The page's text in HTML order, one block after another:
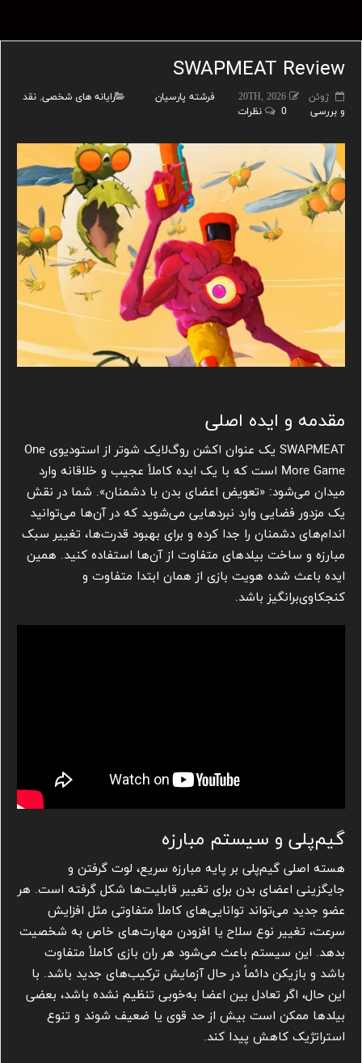
SWAPMEAT Review
ژوئن 20TH, 2026 فرشته پارسیان رایانه های شخصی, نقد
و بررسی
0 نظرات
مقدمه و ایده اصلی
SWAPMEAT یک عنوان اکشن روگ‌لایک شوتر از استودیوی One
More Game است که با یک ایده کاملاً عجیب و خلاقانه وارد
میدان می‌شود: «تعویض اعضای بدن با دشمنان». شما در نقش
یک مزدور فضایی وارد نبردهایی می‌شوید که در آن‌ها می‌توانید
اندام‌های دشمنان را جدا کرده و برای بهبود قدرت‌ها، تغییر سبک
مبارزه و ساخت بیلدهای متفاوت از آن‌ها استفاده کنید. همین
ایده باعث شده هویت بازی از همان ابتدا متفاوت و
کنجکاوی‌برانگیز باشد.
گیم‌پلی و سیستم مبارزه
هسته اصلی گیم‌پلی بر پایه مبارزه سریع، لوت گرفتن و
جایگزینی اعضای بدن برای تغییر قابلیت‌ها شکل گرفته است. هر
عضو جدید می‌تواند توانایی‌های کاملاً متفاوتی مثل افزایش
سرعت، تغییر نوع سلاح یا افزودن مهارت‌های خاص به شخصیت
بدهد. این سیستم باعث می‌شود هر ران بازی کاملاً متفاوت
باشد و بازیکن دائماً در حال آزمایش ترکیب‌های جدید باشد. با
این حال، اگر تعادل بین اعضا به‌خوبی تنظیم نشده باشد، بعضی
بیلدها ممکن است بیش از حد قوی یا ضعیف شوند و تنوع
استراتژیک کاهش پیدا کند.